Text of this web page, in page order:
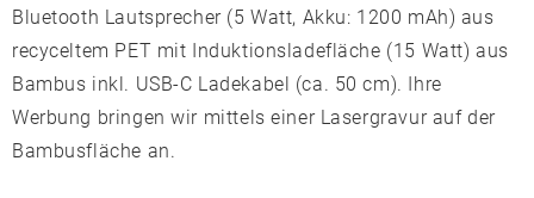
Bluetooth Lautsprecher (5 Watt, Akku: 1200 mAh) aus
recyceltem PET mit Induktionsladefläche (15 Watt) aus
Bambus inkl. USB-C Ladekabel (ca. 50 cm). Ihre
Werbung bringen wir mittels einer Lasergravur auf der
Bambusfläche an.